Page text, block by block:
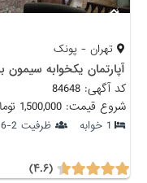
تهران - پونک
آپارتمان یکخوابه سیمون
کد آگهی: 84648
شروع قیمت: 1,500,000 تومان
1 خوابه ظرفیت 2-6 نفر
(۴.۶)